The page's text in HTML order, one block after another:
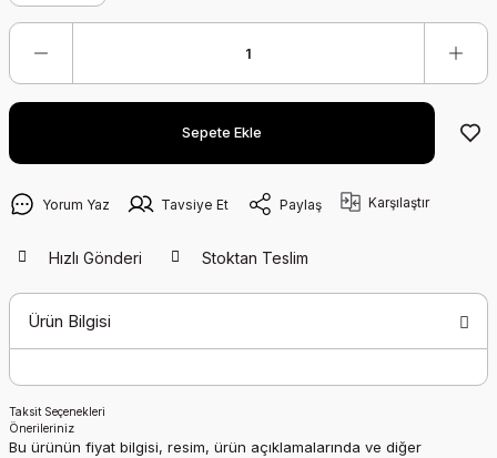
Sepete Ekle
Yorum Yaz Tavsiye Et Paylaş Karşılaştır
Hızlı Gönderi Stoktan Teslim
Ürün Bilgisi
Taksit Seçenekleri
Önerileriniz
Bu ürünün fiyat bilgisi, resim, ürün açıklamalarında ve diğer